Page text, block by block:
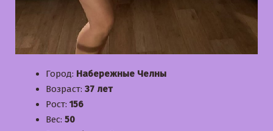
Город: Набережные Челны
Возраст: 37 лет
Рост: 156
Вес: 50